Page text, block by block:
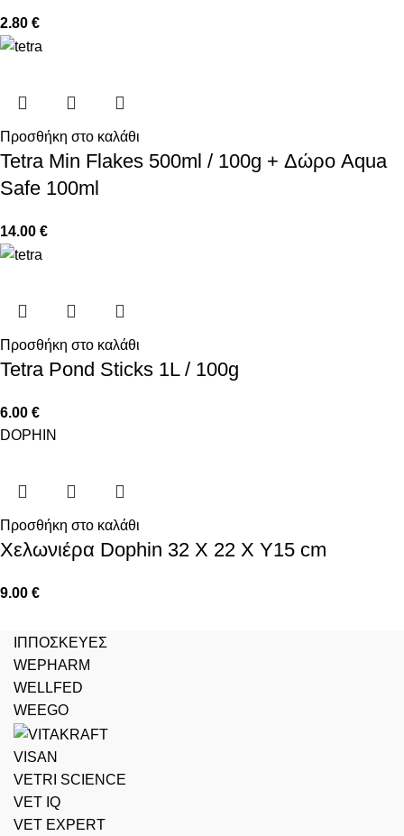
2.80 €
Προσθήκη στο καλάθι
Tetra Min Flakes 500ml / 100g + Δώρο Aqua
Safe 100ml
14.00 €
Προσθήκη στο καλάθι
Tetra Pond Sticks 1L / 100g
6.00 €
DOPHIN
Προσθήκη στο καλάθι
Χελωνιέρα Dophin 32 X 22 X Y15 cm
9.00 €
ΙΠΠΟΣΚΕΥΕΣ
WEPHARM
WELLFED
WEEGO
VISAN
VETRI SCIENCE
VET IQ
VET EXPERT